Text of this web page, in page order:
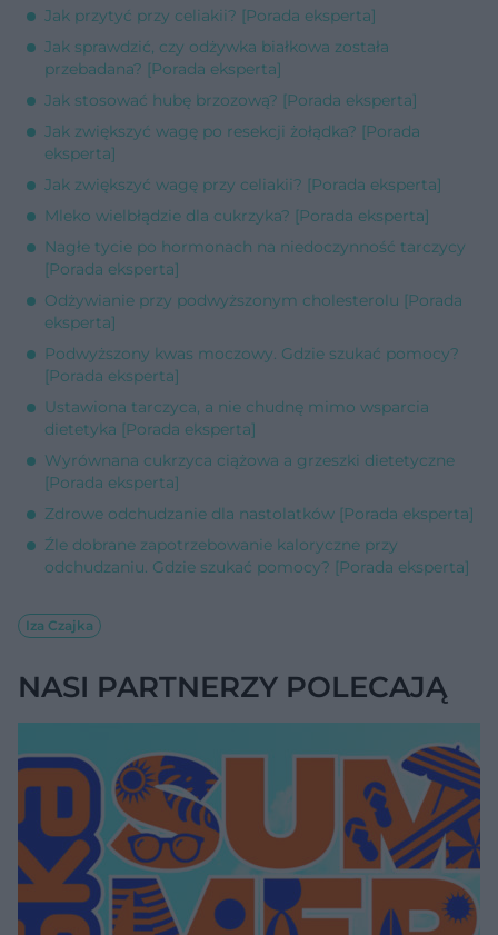
Jak przytyć przy celiakii? [Porada eksperta]
Jak sprawdzić, czy odżywka białkowa została
przebadana? [Porada eksperta]
Jak stosować hubę brzozową? [Porada eksperta]
Jak zwiększyć wagę po resekcji żołądka? [Porada
eksperta]
Jak zwiększyć wagę przy celiakii? [Porada eksperta]
Mleko wielbłądzie dla cukrzyka? [Porada eksperta]
Nagłe tycie po hormonach na niedoczynność tarczycy
[Porada eksperta]
Odżywianie przy podwyższonym cholesterolu [Porada
eksperta]
Podwyższony kwas moczowy. Gdzie szukać pomocy?
[Porada eksperta]
Ustawiona tarczyca, a nie chudnę mimo wsparcia
dietetyka [Porada eksperta]
Wyrównana cukrzyca ciążowa a grzeszki dietetyczne
[Porada eksperta]
Zdrowe odchudzanie dla nastolatków [Porada eksperta]
Źle dobrane zapotrzebowanie kaloryczne przy
odchudzaniu. Gdzie szukać pomocy? [Porada eksperta]
Iza Czajka
NASI PARTNERZY POLECAJĄ